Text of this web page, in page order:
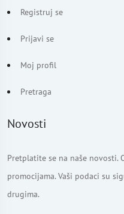
Registruj se
Prijavi se
Moj profil
Pretraga
Novosti
Pretplatite se na naše novosti.
promocijama. Vaši podaci su
drugima.